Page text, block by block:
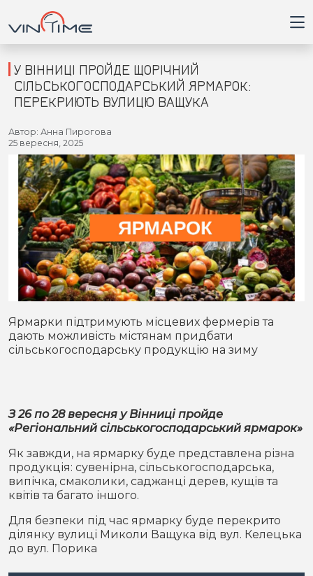
Головна
Війна
Новини
Кримінал
Здоров'я
Приватна думка
В кулуарах
Місто
Життя
Конфлікти
Партнери
Спорт
Спорт
Футбол
Контакти
У ВІННИЦІ ПРОЙДЕ ЩОРІЧНИЙ
СІЛЬСЬКОГОСПОДАРСЬКИЙ ЯРМАРОК:
ПЕРЕКРИЮТЬ ВУЛИЦЮ ВАЩУКА
Автор: Анна Пирогова
25 вересня, 2025
Ярмарки підтримують місцевих фермерів та
дають можливість містянам придбати
сільськогосподарську продукцію на зиму
З 26 по 28 вересня у Вінниці пройде
«Регіональний сільськогосподарський ярмарок»
Як завжди, на ярмарку буде представлена різна
продукція: сувенірна, сільськогосподарська,
випічка, смаколики, саджанці дерев, кущів та
квітів та багато іншого.
Для безпеки під час ярмарку буде перекрито
ділянку вулиці Миколи Ващука від вул. Келецька
до вул. Порика